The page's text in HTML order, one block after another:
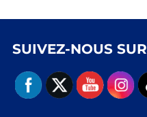
SUIVEZ-NOUS SUR